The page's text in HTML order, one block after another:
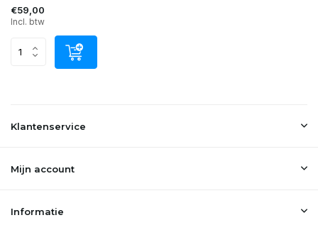
€59,00
Incl. btw
Klantenservice
Mijn account
Informatie